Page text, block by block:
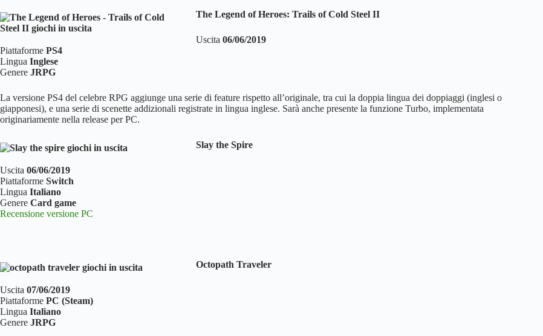
The Legend of Heroes: Trails of Cold Steel II
Uscita 06/06/2019
Piattaforme PS4
Lingua Inglese
Genere JRPG
La versione PS4 del celebre RPG aggiunge una serie di feature rispetto all’originale, tra cui la doppia lingua dei doppiaggi (inglesi o
giapponesi), e una serie di scenette addizionali registrate in lingua inglese. Sarà anche presente la funzione Turbo, implementata
originariamente nella release per PC.
Slay the Spire
Uscita 06/06/2019
Piattaforme Switch
Lingua Italiano
Genere Card game
Recensione versione PC
Octopath Traveler
Uscita 07/06/2019
Piattaforme PC (Steam)
Lingua Italiano
Genere JRPG